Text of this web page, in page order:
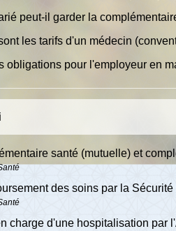
peut-il garder la
les tarifs d'un médecin
obligations pour l'employeur en
santé (mutuelle) et
des soins par la
charge d'une hospitalisation par